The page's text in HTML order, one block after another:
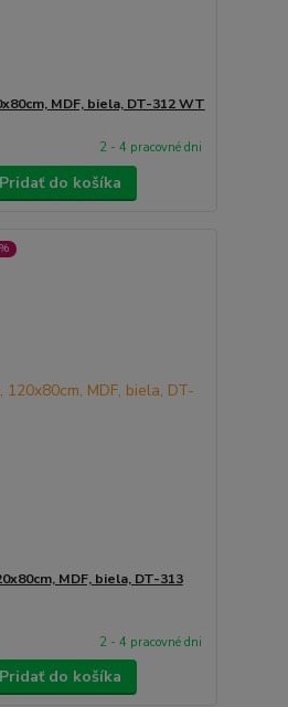
MDF, biela, DT-312 WT
2 - 4 pracovné dni
Pridať do košíka
MDF, biela, DT-313
2 - 4 pracovné dni
Pridať do košíka